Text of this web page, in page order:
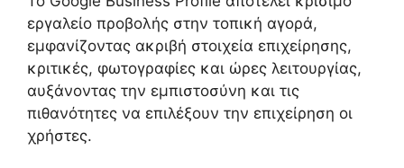
εργαλείο προβολής στην τοπική αγορά,
εμφανίζοντας ακριβή στοιχεία επιχείρησης,
κριτικές, φωτογραφίες και ώρες λειτουργίας,
αυξάνοντας την εμπιστοσύνη και τις
πιθανότητες να επιλέξουν την επιχείρηση οι
χρήστες.